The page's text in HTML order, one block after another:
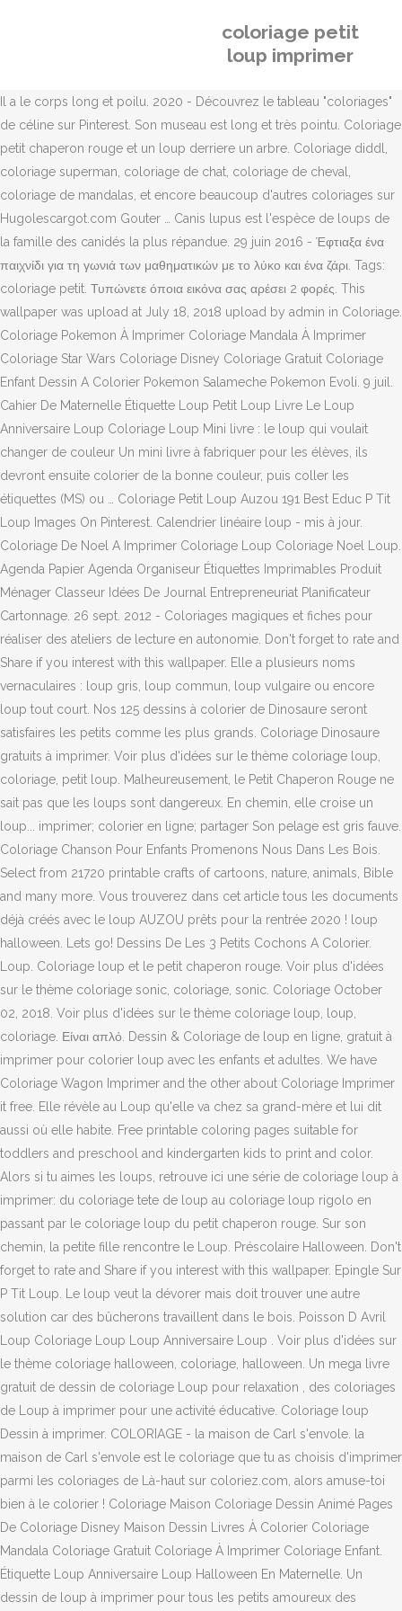
coloriage petit
loup imprimer
Il a le corps long et poilu. 2020 - Découvrez le tableau "coloriages"
de céline sur Pinterest. Son museau est long et très pointu. Coloriage
petit chaperon rouge et un loup derriere un arbre. Coloriage diddl,
coloriage superman, coloriage de chat, coloriage de cheval,
coloriage de mandalas, et encore beaucoup d'autres coloriages sur
Hugolescargot.com Gouter … Canis lupus est l'espèce de loups de
la famille des canidés la plus répandue. 29 juin 2016 - Έφτιαξα ένα
παιχνίδι για τη γωνιά των μαθηματικών με το λύκο και ένα ζάρι. Tags:
coloriage petit. Τυπώνετε όποια εικόνα σας αρέσει 2 φορές. This
wallpaper was upload at July 18, 2018 upload by admin in Coloriage.
Coloriage Pokemon À Imprimer Coloriage Mandala À Imprimer
Coloriage Star Wars Coloriage Disney Coloriage Gratuit Coloriage
Enfant Dessin A Colorier Pokemon Salameche Pokemon Evoli. 9 juil.
Cahier De Maternelle Étiquette Loup Petit Loup Livre Le Loup
Anniversaire Loup Coloriage Loup Mini livre : le loup qui voulait
changer de couleur Un mini livre à fabriquer pour les élèves, ils
devront ensuite colorier de la bonne couleur, puis coller les
étiquettes (MS) ou … Coloriage Petit Loup Auzou 191 Best Educ P Tit
Loup Images On Pinterest. Calendrier linéaire loup - mis à jour.
Coloriage De Noel A Imprimer Coloriage Loup Coloriage Noel Loup.
Agenda Papier Agenda Organiseur Étiquettes Imprimables Produit
Ménager Classeur Idées De Journal Entrepreneuriat Planificateur
Cartonnage. 26 sept. 2012 - Coloriages magiques et fiches pour
réaliser des ateliers de lecture en autonomie. Don't forget to rate and
Share if you interest with this wallpaper. Elle a plusieurs noms
vernaculaires : loup gris, loup commun, loup vulgaire ou encore
loup tout court. Nos 125 dessins à colorier de Dinosaure seront
satisfaires les petits comme les plus grands. Coloriage Dinosaure
gratuits à imprimer. Voir plus d'idées sur le thème coloriage loup,
coloriage, petit loup. Malheureusement, le Petit Chaperon Rouge ne
sait pas que les loups sont dangereux. En chemin, elle croise un
loup... imprimer; colorier en ligne; partager Son pelage est gris fauve.
Coloriage Chanson Pour Enfants Promenons Nous Dans Les Bois.
Select from 21720 printable crafts of cartoons, nature, animals, Bible
and many more. Vous trouverez dans cet article tous les documents
déjà créés avec le loup AUZOU prêts pour la rentrée 2020 ! loup
halloween. Lets go! Dessins De Les 3 Petits Cochons A Colorier.
Loup. Coloriage loup et le petit chaperon rouge. Voir plus d'idées
sur le thème coloriage sonic, coloriage, sonic. Coloriage October
02, 2018. Voir plus d'idées sur le thème coloriage loup, loup,
coloriage. Είναι απλό. Dessin & Coloriage de loup en ligne, gratuit à
imprimer pour colorier loup avec les enfants et adultes. We have
Coloriage Wagon Imprimer and the other about Coloriage Imprimer
it free. Elle révèle au Loup qu'elle va chez sa grand-mère et lui dit
aussi où elle habite. Free printable coloring pages suitable for
toddlers and preschool and kindergarten kids to print and color.
Alors si tu aimes les loups, retrouve ici une série de coloriage loup à
imprimer: du coloriage tete de loup au coloriage loup rigolo en
passant par le coloriage loup du petit chaperon rouge. Sur son
chemin, la petite fille rencontre le Loup. Préscolaire Halloween. Don't
forget to rate and Share if you interest with this wallpaper. Epingle Sur
P Tit Loup. Le loup veut la dévorer mais doit trouver une autre
solution car des bûcherons travaillent dans le bois. Poisson D Avril
Loup Coloriage Loup Loup Anniversaire Loup . Voir plus d'idées sur
le thème coloriage halloween, coloriage, halloween. Un mega livre
gratuit de dessin de coloriage Loup pour relaxation , des coloriages
de Loup à imprimer pour une activité éducative. Coloriage loup
Dessin à imprimer. COLORIAGE - la maison de Carl s'envole. la
maison de Carl s'envole est le coloriage que tu as choisis d'imprimer
parmi les coloriages de Là-haut sur coloriez.com, alors amuse-toi
bien à le colorier ! Coloriage Maison Coloriage Dessin Animé Pages
De Coloriage Disney Maison Dessin Livres À Colorier Coloriage
Mandala Coloriage Gratuit Coloriage À Imprimer Coloriage Enfant.
Étiquette Loup Anniversaire Loup Halloween En Maternelle. Un
dessin de loup à imprimer pour tous les petits amoureux des